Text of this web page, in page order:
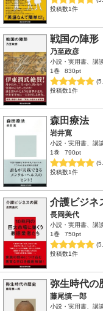
投稿数1件
戦国の陣形
乃至政彦
小説・実用書、講
1巻
830pt
投稿数1件
森田療法
岩井寛
小説・実用書、講
1巻
790pt
投稿数1件
介護ビジネ
長岡美代
小説・実用書、講
1巻
750pt
投稿数1件
弥生時代の
藤尾慎一郎
小説・実用書、講